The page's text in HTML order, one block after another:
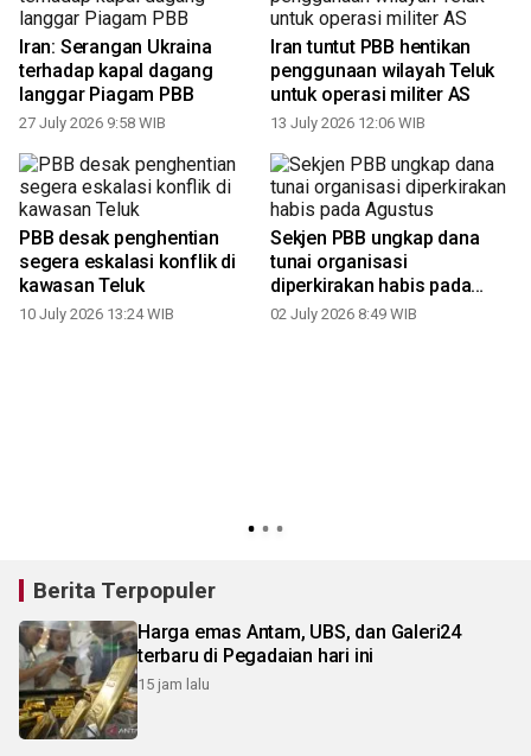
Iran: Serangan Ukraina
terhadap kapal dagang
langgar Piagam PBB
27 July 2026 9:58 WIB
Iran tuntut PBB hentikan
penggunaan wilayah Teluk
untuk operasi militer AS
13 July 2026 12:06 WIB
PBB desak penghentian
segera eskalasi konflik di
kawasan Teluk
10 July 2026 13:24 WIB
Sekjen PBB ungkap dana
tunai organisasi
diperkirakan habis pada
Agustus
02 July 2026 8:49 WIB
Berita Terpopuler
Harga emas Antam, UBS, dan Galeri24
terbaru di Pegadaian hari ini
15 jam lalu